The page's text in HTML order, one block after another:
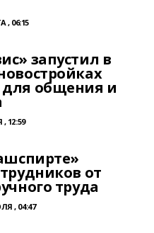
, 06:15
запустил в
общения и
12:59
от
труда
, 04:47